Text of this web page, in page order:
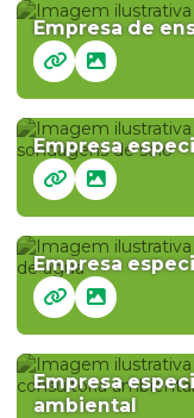
Empresa de
Empresa
Empresa
Empresa
ambiental